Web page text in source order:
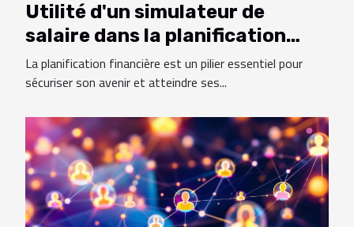
Utilité d'un simulateur de
salaire dans la planification
financière
La planification financière est un pilier essentiel pour
sécuriser son avenir et atteindre ses...